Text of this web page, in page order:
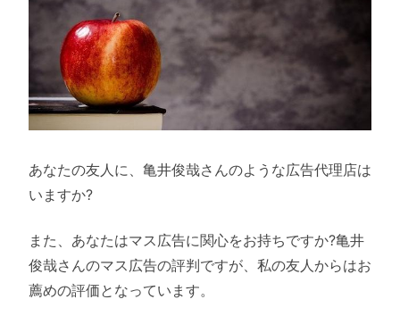
あなたの友人に、亀井俊哉さんのような広告代理店は
いますか?
また、あなたはマス広告に関心をお持ちですか?亀井
俊哉さんのマス広告の評判ですが、私の友人からはお
薦めの評価となっています。